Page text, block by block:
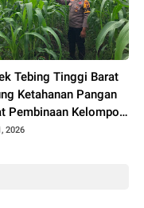
Tebing Tinggi Barat
Ketahanan Pangan
Pembinaan Kelompok
Harapan Maju
2026